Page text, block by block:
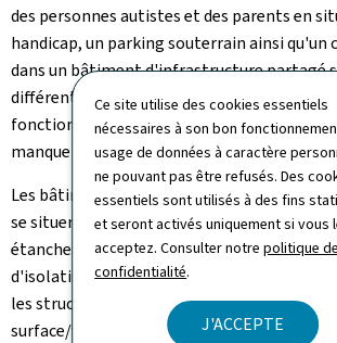
Ce site utilise des cookies essentiels
nécessaires à son bon
usage de données à caractère
ne pouvant pas être refusés. Des
essentiels sont utilisés à des fins
et seront activés uniquement si vous
acceptez. Consulter notrepolitique de
confidentialité.
J'ACCEPTE
des personnes autistes et des parents en
handicap, un parking souterrain ainsi qu'un
dans un bâtiment d'infrastructure partagé
différents au centre de Pétange,
fonction sociale pour les besoins de
manque au niveau national.
Les bâtiments garantissent une
se situent tous dans les classes AC/AB/AA.
étanches à l'air et respectent les normes en
d'isolation thermique. Ensuite, en raison
les structures présentent un excellent
surface/volume construit, ce qui permet de